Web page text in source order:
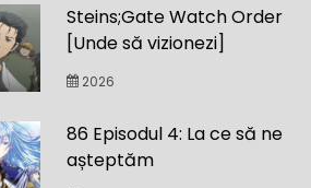
Steins;Gate Watch Order
[Unde să vizionezi]
2026
86 Episodul 4: La ce să ne
așteptăm